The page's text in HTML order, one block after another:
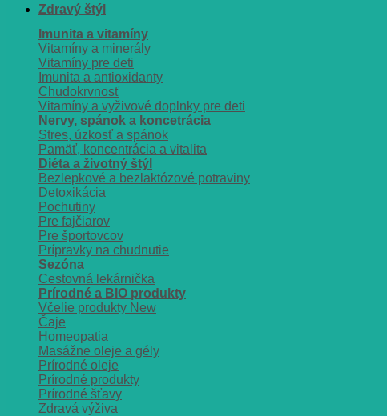
Zdravý štýl
Imunita a vitamíny
Vitamíny a minerály
Vitamíny pre deti
Imunita a antioxidanty
Chudokrvnosť
Vitamíny a vyživové doplnky pre deti
Nervy, spánok a koncetrácia
Stres, úzkosť a spánok
Pamäť, koncentrácia a vitalita
Diéta a životný štýl
Bezlepkové a bezlaktózové potraviny
Detoxikácia
Pochutiny
Pre fajčiarov
Pre športovcov
Prípravky na chudnutie
Sezóna
Cestovná lekárnička
Prírodné a BIO produkty
Včelie produkty
Čaje
Homeopatia
Masážne oleje a gély
Prírodné oleje
Prírodné produkty
Prírodné šťavy
Zdravá výživa